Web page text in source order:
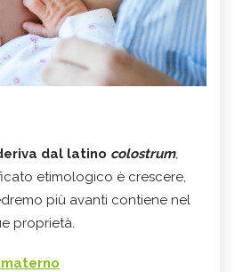
dal latino colostrum,
etimologico è crescere,
più avanti contiene nel
proprietà.